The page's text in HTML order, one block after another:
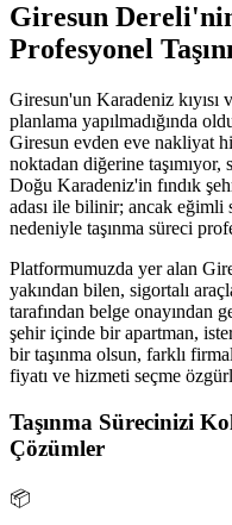
Giresun
Profesyonel
Giresun'un Karadeniz kıyısı
planlama yapılmadığında
Giresun evden eve nakliyat
noktadan diğerine
Doğu Karadeniz'in fındık
adası ile bilinir; ancak
nedeniyle taşınma süreci
Platformumuzda yer alan
yakından bilen, sigortalı
tarafından belge onayından
şehir içinde bir apartman,
bir taşınma olsun, farklı
fiyatı ve hizmeti seçme
Taşınma Sürecinizi
Çözümler
📦